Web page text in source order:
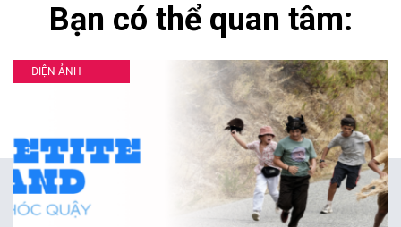
Bạn có thể quan tâm:
ĐIỆN ẢNH